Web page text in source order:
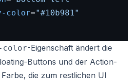
color="#10b981"
color-Eigenschaft ändert die
Buttons und der Action-
die zum restlichen UI